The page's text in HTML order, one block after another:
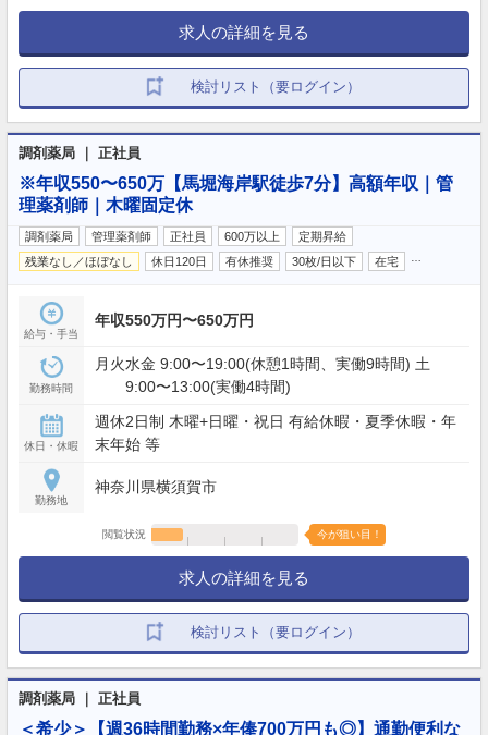
求人の詳細を見る
検討リスト（要ログイン）
調剤薬局 ｜ 正社員
※年収550〜650万【馬堀海岸駅徒歩7分】高額年収｜管
理薬剤師｜木曜固定休
調剤薬局 管理薬剤師 正社員 600万以上
定期昇給
残業なし／ほぼなし
休日120日 有休推奨 30枚/日以下 在宅
給与・手当
年収550万円〜650万円
勤務時間
月火水金 9:00〜19:00(休憩1時間、実働9時間) 土
9:00〜13:00(実働4時間)
休日・休暇
週休2日制 木曜+日曜・祝日 有給休暇・夏季休暇・年
末年始 等
勤務地
神奈川県横須賀市
閲覧状況 今が狙い目！
求人の詳細を見る
検討リスト（要ログイン）
調剤薬局 ｜ 正社員
＜希少＞【週36時間勤務×年俸700万円も◎】通勤便利な